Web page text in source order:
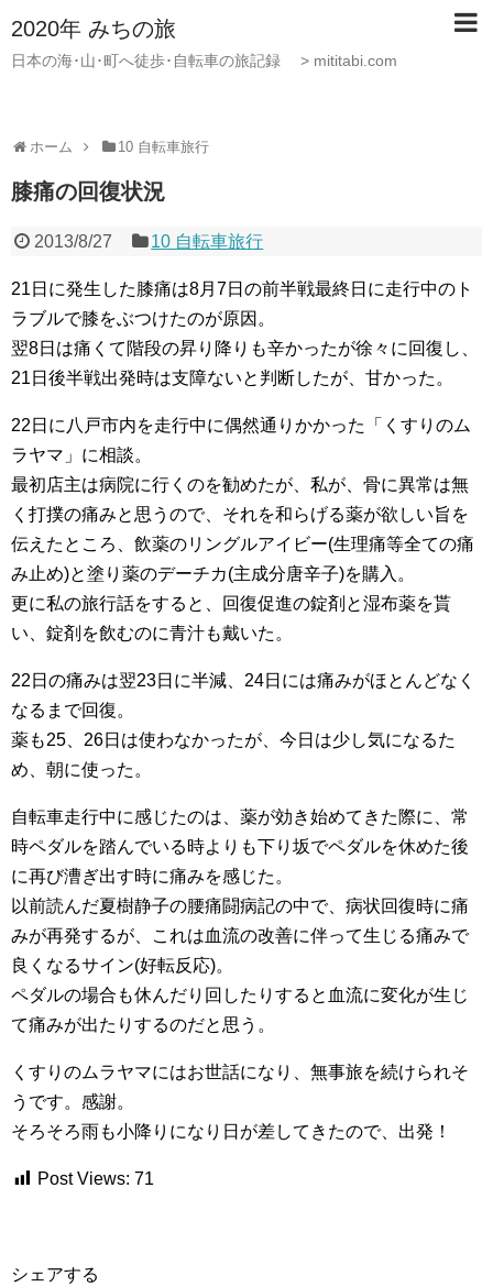
2020年 みちの旅
日本の海･山･町へ徒歩･自転車の旅記録 > mititabi.com
ホーム 10 自転車旅行
膝痛の回復状況
2013/8/27 10 自転車旅行
21日に発生した膝痛は8月7日の前半戦最終日に走行中のト
ラブルで膝をぶつけたのが原因。
翌8日は痛くて階段の昇り降りも辛かったが徐々に回復し、
21日後半戦出発時は支障ないと判断したが、甘かった。
22日に八戸市内を走行中に偶然通りかかった「くすりのム
ラヤマ」に相談。
最初店主は病院に行くのを勧めたが、私が、骨に異常は無
く打撲の痛みと思うので、それを和らげる薬が欲しい旨を
伝えたところ、飲薬のリングルアイビー(生理痛等全ての痛
み止め)と塗り薬のデーチカ(主成分唐辛子)を購入。
更に私の旅行話をすると、回復促進の錠剤と湿布薬を貰
い、錠剤を飲むのに青汁も戴いた。
22日の痛みは翌23日に半減、24日には痛みがほとんどなく
なるまで回復。
薬も25、26日は使わなかったが、今日は少し気になるた
め、朝に使った。
自転車走行中に感じたのは、薬が効き始めてきた際に、常
時ペダルを踏んでいる時よりも下り坂でペダルを休めた後
に再び漕ぎ出す時に痛みを感じた。
以前読んだ夏樹静子の腰痛闘病記の中で、病状回復時に痛
みが再発するが、これは血流の改善に伴って生じる痛みで
良くなるサイン(好転反応)。
ペダルの場合も休んだり回したりすると血流に変化が生じ
て痛みが出たりするのだと思う。
くすりのムラヤマにはお世話になり、無事旅を続けられそ
うです。感謝。
そろそろ雨も小降りになり日が差してきたので、出発！
Post Views: 71
シェアする